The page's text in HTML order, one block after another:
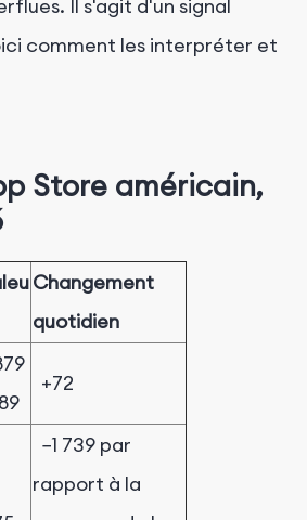
Il s'agit d'un signal
comment les interpréter et
Store américain,
Changement
quotidien
+72
−1 739 par
rapport à la